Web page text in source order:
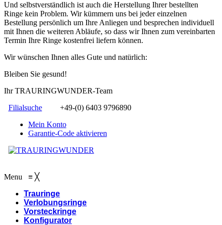
Und selbstverständlich ist auch die Herstellung Ihrer bestellten
Ringe kein Problem. Wir kümmern uns bei jeder einzelnen
Bestellung persönlich um Ihre Anliegen und besprechen individuell
mit Ihnen die weiteren Abläufe, so dass wir Ihnen zum vereinbarten
Termin Ihre Ringe kostenfrei liefern können.
Wir wünschen Ihnen alles Gute und natürlich:
Bleiben Sie gesund!
Ihr TRAURINGWUNDER-Team
Filialsuche
+49-(0) 6403 9796890
Mein Konto
Garantie-Code aktivieren
Menu ≡ ╳
Trauringe
Verlobungsringe
Vorsteckringe
Konfigurator